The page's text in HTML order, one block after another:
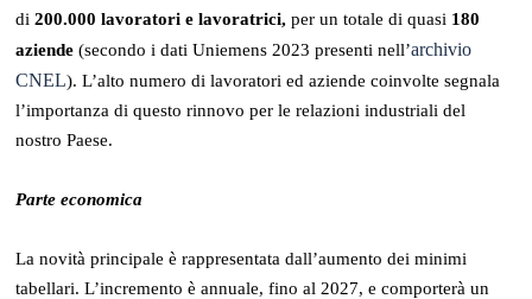
di200.000 lavoratori e lavoratrici, per un totale di quasi 180
aziende(secondo i dati Uniemens 2023 presenti nell’archivio
CNEL). L’alto numero di lavoratori ed aziende coinvolte segnala
l’importanza di questo rinnovo per le relazioni industriali del
nostro Paese.
Parte economica
La novità principale è rappresentata dall’aumento dei minimi
tabellari. L’incremento è annuale, fino al 2027, e comporterà un